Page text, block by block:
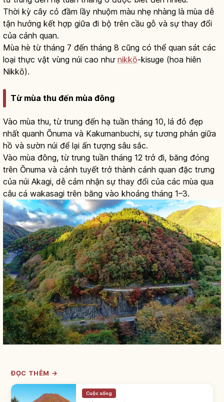
Thời kỳ cây cỏ đầm lầy nhuộm màu nhẹ nhàng là mùa dễ
tận hưởng kết hợp giữa đi bộ trên cầu gỗ và sự thay đổi
của cảnh quan.
Mùa hè từ tháng 7 đến tháng 8 cũng có thể quan sát các
loại thực vật vùng núi cao như nikkō-kisuge (hoa hiên
Nikkō).
Từ mùa thu đến mùa đông
Vào mùa thu, từ trung đến hạ tuần tháng 10, lá đỏ đẹp
nhất quanh Ōnuma và Kakumanbuchi, sự tương phản giữa
hồ và sườn núi để lại ấn tượng sâu sắc.
Vào mùa đông, từ trung tuần tháng 12 trở đi, băng đóng
trên Ōnuma và cảnh tuyết trở thành cảnh quan đặc trưng
của núi Akagi, dễ cảm nhận sự thay đổi của các mùa qua
câu cá wakasagi trên băng vào khoảng tháng 1–3.
ĐỌC THÊM →
Cuộc sống